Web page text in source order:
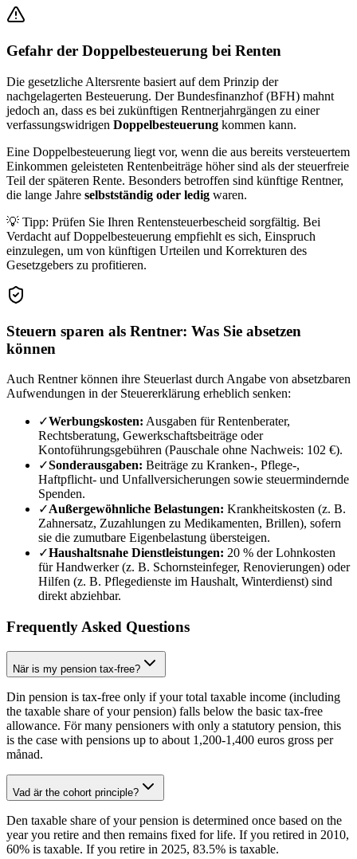
Gefahr der Doppelbesteuerung bei Renten
Die gesetzliche Altersrente basiert auf dem Prinzip der
nachgelagerten Besteuerung. Der Bundesfinanzhof (BFH) mahnt
jedoch an, dass es bei zukünftigen Rentnerjahrgängen zu einer
verfassungswidrigen Doppelbesteuerung kommen kann.
Eine Doppelbesteuerung liegt vor, wenn die aus bereits versteuertem
Einkommen geleisteten Rentenbeiträge höher sind als der steuerfreie
Teil der späteren Rente. Besonders betroffen sind künftige Rentner,
die lange Jahre selbstständig oder ledig waren.
💡 Tipp: Prüfen Sie Ihren Rentensteuerbescheid sorgfältig. Bei
Verdacht auf Doppelbesteuerung empfiehlt es sich, Einspruch
einzulegen, um von künftigen Urteilen und Korrekturen des
Gesetzgebers zu profitieren.
Steuern sparen als Rentner: Was Sie absetzen
können
Auch Rentner können ihre Steuerlast durch Angabe von absetzbaren
Aufwendungen in der Steuererklärung erheblich senken:
✓Werbungskosten: Ausgaben für Rentenberater,
Rechtsberatung, Gewerkschaftsbeiträge oder
Kontoführungsgebühren (Pauschale ohne Nachweis: 102 €).
✓Sonderausgaben: Beiträge zu Kranken-, Pflege-,
Haftpflicht- und Unfallversicherungen sowie steuermindernde
Spenden.
✓Außergewöhnliche Belastungen: Krankheitskosten (z. B.
Zahnersatz, Zuzahlungen zu Medikamenten, Brillen), sofern
sie die zumutbare Eigenbelastung übersteigen.
✓Haushaltsnahe Dienstleistungen: 20 % der Lohnkosten
für Handwerker (z. B. Schornsteinfeger, Renovierungen) oder
Hilfen (z. B. Pflegedienste im Haushalt, Winterdienst) sind
direkt abziehbar.
Frequently Asked Questions
När is my pension tax-free?
Din pension is tax-free only if your total taxable income (including
the taxable share of your pension) falls below the basic tax-free
allowance. För many pensioners with only a statutory pension, this
is the case with pensions up to about 1,200-1,400 euros gross per
månad.
Vad är the cohort principle?
Den taxable share of your pension is determined once based on the
year you retire and then remains fixed for life. If you retired in 2010,
60% is taxable. If you retire in 2025, 83.5% is taxable.